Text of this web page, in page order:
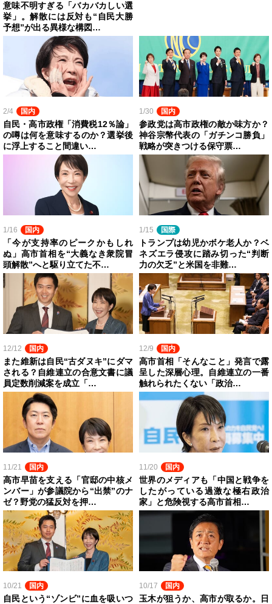
意味不明すぎる「バカバカしい選
挙」。解散には反対も“自民大勝
予想”が出る異様な構図…
2/4 国内
自民・高市政権「消費税12％論」
の噂は何を意味するのか？選挙後
に浮上すること間違い…
1/30 国内
参政党は高市政権の敵か味方か？
神谷宗幣代表の「ガチンコ勝負」
戦略が突きつける保守票…
1/16 国内
「今が支持率のピークかもしれ
ぬ」高市首相を“大義なき衆院冒
頭解散”へと駆り立てた不…
1/15 国際
トランプは幼児かボケ老人か？ベ
ネズエラ侵攻に踏み切った“判断
力の欠乏”と米国を非難…
12/12 国内
また維新は自民“古ダヌキ”にダマ
される？自維連立の合意文書に議
員定数削減案を成立「…
12/9 国内
高市首相「そんなこと」発言で露
呈した深層心理。自維連立の一番
触れられたくない「政治…
11/21 国内
高市早苗を支える「官邸の中核メ
ンバー」が参議院から“出禁”のナ
ゼ？野党の猛反対を押…
11/20 国内
世界のメディアも「中国と戦争を
したがっている過激な極右政治
家」と危険視する高市首相…
10/21 国内
自民という“ゾンビ”に血を吸いつ
10/17 国内
玉木が狙うか、高市が取るか。日